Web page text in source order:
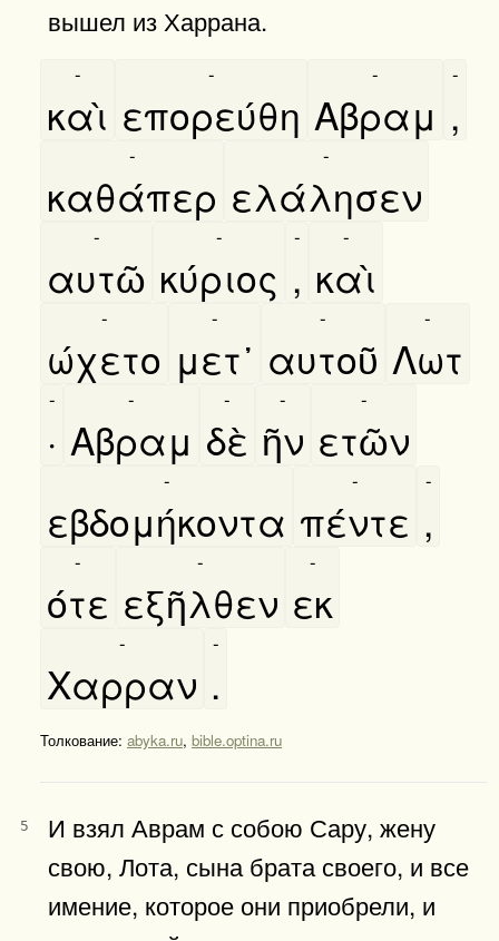
вышел из Харрана.
καὶ
-
επορεύθη
-
Αβραμ
-
,
-
καθάπερ
-
ελάλησεν
-
αυτῶ
-
κύριος
-
,
-
καὶ
-
ώχετο
-
μετ᾿
-
αυτοῦ
-
Λωτ
-
·
-
Αβραμ
-
δὲ
-
ῆν
-
ετῶν
-
εβδομήκοντα
-
πέντε
-
,
-
ότε
-
εξῆλθεν
-
εκ
-
Χαρραν
-
.
-
Толкование: abyka.ru, bible.optina.ru
5
И взял Аврам с собою Сару, жену
свою, Лота, сына брата своего, и все
имение, которое они приобрели, и